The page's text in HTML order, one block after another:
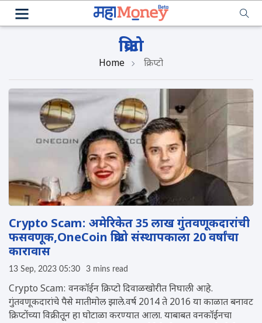
क्रिप्टो
Home क्रिप्टो
Crypto Scam: अमेरिकेत 35 लाख गुंतवणूकदारांची
फसवणूक,OneCoin क्रिप्टो संस्थापकाला 20 वर्षांचा
कारावास
13 Sep, 2023 05:30 3 mins read
Crypto Scam: वनकॉईन क्रिप्टो दिवाळखोरीत निघाली आहे.
गुंतवणूकदारांचे पैसे मातीमोल झाले.वर्ष 2014 ते 2016 या काळात बनावट
क्रिप्टोंच्या विक्रीतून हा घोटाळा करण्यात आला. याबाबत वनकॉईनचा